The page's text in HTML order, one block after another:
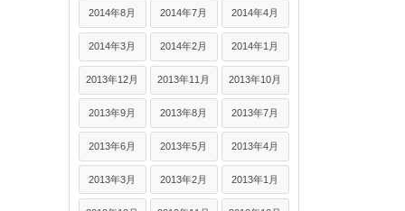
2014年8月 2014年7月 2014年4月
2014年3月 2014年2月 2014年1月
2013年12月 2013年11月 2013年10月
2013年9月 2013年8月 2013年7月
2013年6月 2013年5月 2013年4月
2013年3月 2013年2月 2013年1月